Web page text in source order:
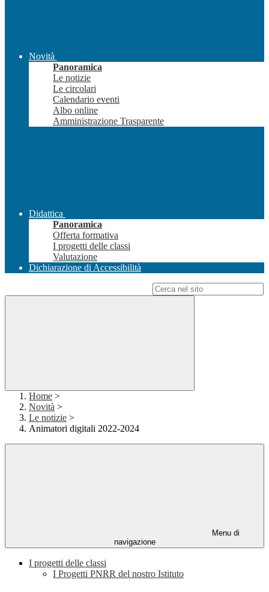
Novità
Panoramica
Le notizie
Le circolari
Calendario eventi
Albo online
Amministrazione Trasparente
Didattica
Panoramica
Offerta formativa
I progetti delle classi
Valutazione
Dichiarazione di Accessibilità
Home >
Novità >
Le notizie >
Animatori digitali 2022-2024
Menu di
navigazione
I progetti delle classi
I Progetti PNRR del nostro Istituto